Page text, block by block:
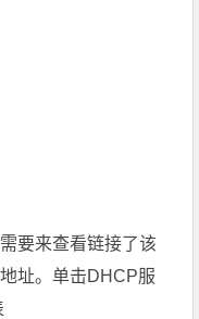
要来查看链接了该
址。单击DHCP服